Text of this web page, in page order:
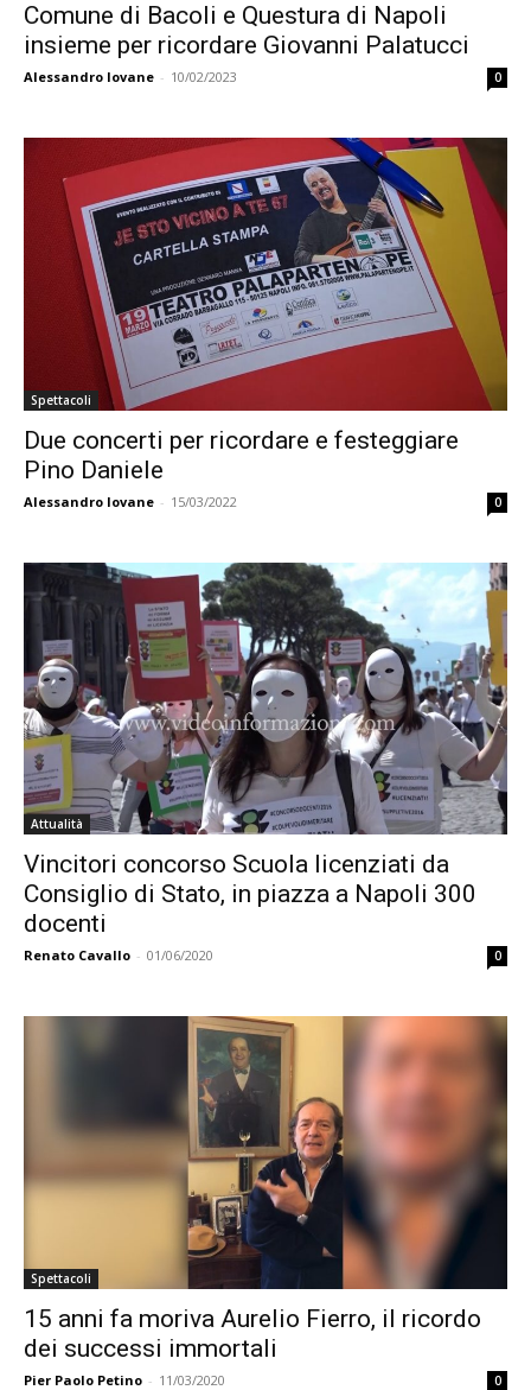
Comune di Bacoli e Questura di Napoli
insieme per ricordare Giovanni Palatucci
Alessandro Iovane - 10/02/2023 0
Spettacoli
Due concerti per ricordare e festeggiare
Pino Daniele
Alessandro Iovane - 15/03/2022 0
Attualità
Vincitori concorso Scuola licenziati da
Consiglio di Stato, in piazza a Napoli 300
docenti
Renato Cavallo - 01/06/2020 0
Spettacoli
15 anni fa moriva Aurelio Fierro, il ricordo
dei successi immortali
Pier Paolo Petino - 11/03/2020 0